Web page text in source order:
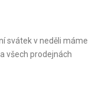
svátek v neděli máme
všech prodejnách